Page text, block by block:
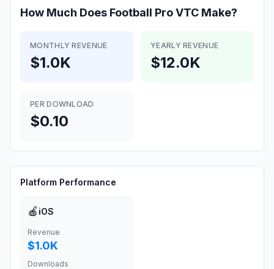
How Much Does Football Pro VTC Make?
MONTHLY REVENUE
$1.0K
YEARLY REVENUE
$12.0K
PER DOWNLOAD
$0.10
Platform Performance
🍎 iOS
Revenue
$1.0K
Downloads